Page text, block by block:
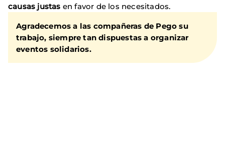
causas justas en favor de los necesitados.
Agradecemos a las compañeras de Pego su
trabajo, siempre tan dispuestas a organizar
eventos solidarios.